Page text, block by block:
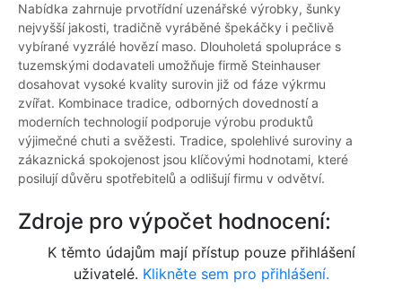
Nabídka zahrnuje prvotřídní uzenářské výrobky, šunky
nejvyšší jakosti, tradičně vyráběné špekáčky i pečlivě
vybírané vyzrálé hovězí maso. Dlouholetá spolupráce s
tuzemskými dodavateli umožňuje firmě Steinhauser
dosahovat vysoké kvality surovin již od fáze výkrmu
zvířat. Kombinace tradice, odborných dovedností a
moderních technologií podporuje výrobu produktů
výjimečné chuti a svěžesti. Tradice, spolehlivé suroviny a
zákaznická spokojenost jsou klíčovými hodnotami, které
posilují důvěru spotřebitelů a odlišují firmu v odvětví.
Zdroje pro výpočet hodnocení:
K těmto údajům mají přístup pouze přihlášení
uživatelé. Klikněte sem pro přihlášení.